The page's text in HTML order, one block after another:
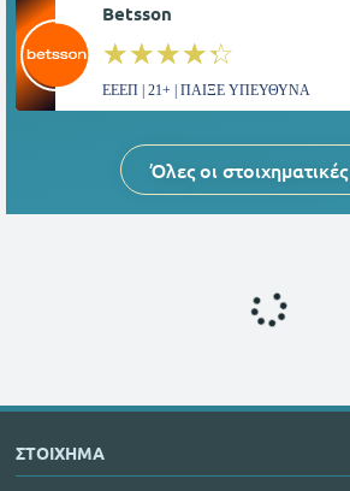
Betsson
☆☆☆☆☆
★★★★★
ΕΕΕΠ | 21+ | ΠΑΙΞΕ ΥΠΕΥΘΥΝΑ
Όλες οι στοιχηματικές
ΣΤΟΙΧΗΜΑ